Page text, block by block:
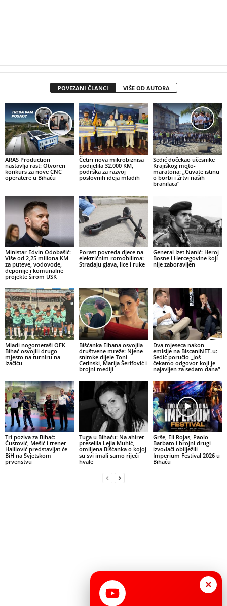
POVEZANI ČLANCI VIŠE OD AUTORA
ARAS Production
nastavlja rast: Otvoren
konkurs za nove CNC
operatere u Bihaću
Četiri nova mikrobiznisa
podijelila 32.000 KM,
podrška za razvoj
poslovnih ideja mladih
Sedić dočekao učesnike
Krajiškog moto-
maratona: „Čuvate istinu
o borbi i žrtvi naših
branilaca“
Ministar Edvin Odobašić:
Više od 2,25 miliona KM
za puteve, vodovode,
deponije i komunalne
projekte širom USK
Porast povreda djece na
električnim romobilima:
Stradaju glava, lice i ruke
General Izet Nanić: Heroj
Bosne i Hercegovine koji
nije zaboravljen
Mladi nogometaši OFK
Bihać osvojili drugo
mjesto na turniru na
Izačiću
Bišćanka Elhana osvojila
društvene mreže: Njene
snimke dijele Toni
Cetinski, Marija Šerifović i
brojni mediji
Dva mjeseca nakon
emisije na BiscaniNET-u:
Sedić poručio „Još
čekamo odgovor koji je
najavljen za sedam dana“
Tri poziva za Bihać:
Ćustović, Mešić i trener
Halilović predstavljat će
BiH na Svjetskom
prvenstvu
Tuga u Bihaću: Na ahiret
preselila Lejla Muhić,
omiljena Bišćanka o kojoj
su svi imali samo riječi
hvale
Grše, Eli Rojas, Paolo
Barbato i brojni drugi
izvođači obilježili
Imperium Festival 2026 u
Bihaću
×